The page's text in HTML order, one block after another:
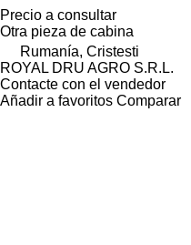
Precio a consultar
Otra pieza de cabina
Rumanía, Cristesti
ROYAL DRU AGRO S.R.L.
Contacte con el vendedor
Añadir a favoritos Comparar